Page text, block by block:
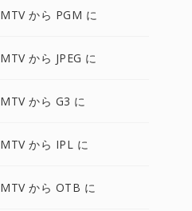
MTV から PGM に
MTV から JPEG に
MTV から G3 に
MTV から IPL に
MTV から OTB に